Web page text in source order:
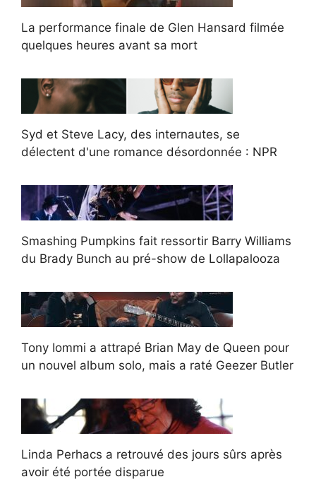
La performance finale de Glen Hansard filmée
quelques heures avant sa mort
Syd et Steve Lacy, des internautes, se
délectent d'une romance désordonnée : NPR
Smashing Pumpkins fait ressortir Barry Williams
du Brady Bunch au pré-show de Lollapalooza
Tony Iommi a attrapé Brian May de Queen pour
un nouvel album solo, mais a raté Geezer Butler
Linda Perhacs a retrouvé des jours sûrs après
avoir été portée disparue